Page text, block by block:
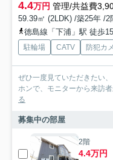
4.4万円 管理/共益費
59.39㎡ (2LDK) /築25年 /2
徳島線「下浦」駅 徒歩
駐輪場 CATV 防犯カ
ぜひ一度見ていただきたい
ホンで、モニターから来訪
る
募集中の部屋
2階
4.4万円